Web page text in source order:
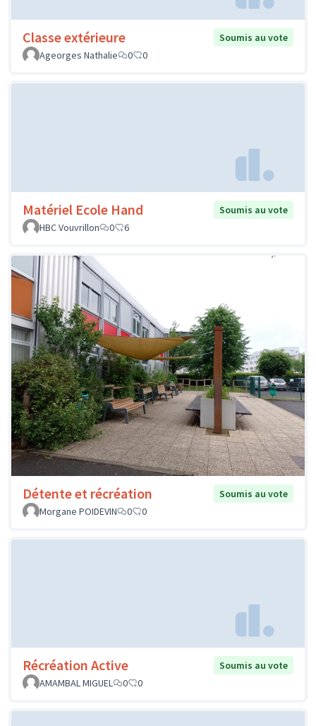
Classe extérieure
Soumis au vote
Ageorges Nathalie
0 0
Matériel Ecole Hand
Soumis au vote
HBC Vouvrillon
0 6
Détente et récréation
Soumis au vote
Morgane POIDEVIN
0 0
Récréation Active
Soumis au vote
AMAMBAL MIGUEL
0 0